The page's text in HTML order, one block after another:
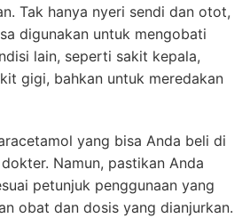
Tak hanya nyeri sendi dan otot,
digunakan untuk mengobati
lain, seperti sakit kepala,
gigi, bahkan untuk meredakan
yang bisa Anda beli di
Namun, pastikan Anda
petunjuk penggunaan yang
obat dan dosis yang dianjurkan.